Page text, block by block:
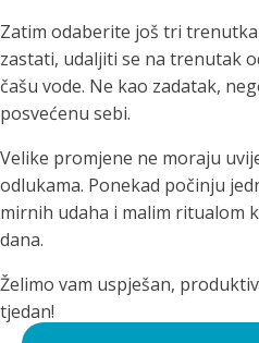
Zatim odaberite još tri
zastati, udaljiti se na trenutak
čašu vode. Ne kao zadatak,
posvećenu sebi.
Velike promjene ne moraju
odlukama. Ponekad počinju
mirnih udaha i malim ritualom
dana.
Želimo vam uspješan,
tjedan!